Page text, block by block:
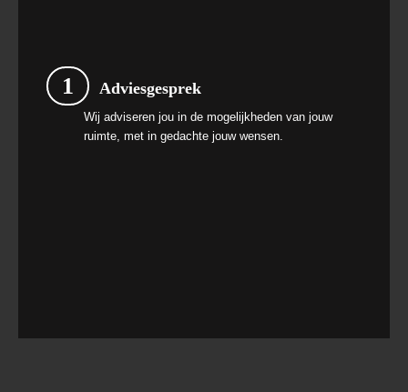
1 Adviesgesprek
Wij adviseren jou in de mogelijkheden van jouw
ruimte, met in gedachte jouw wensen.